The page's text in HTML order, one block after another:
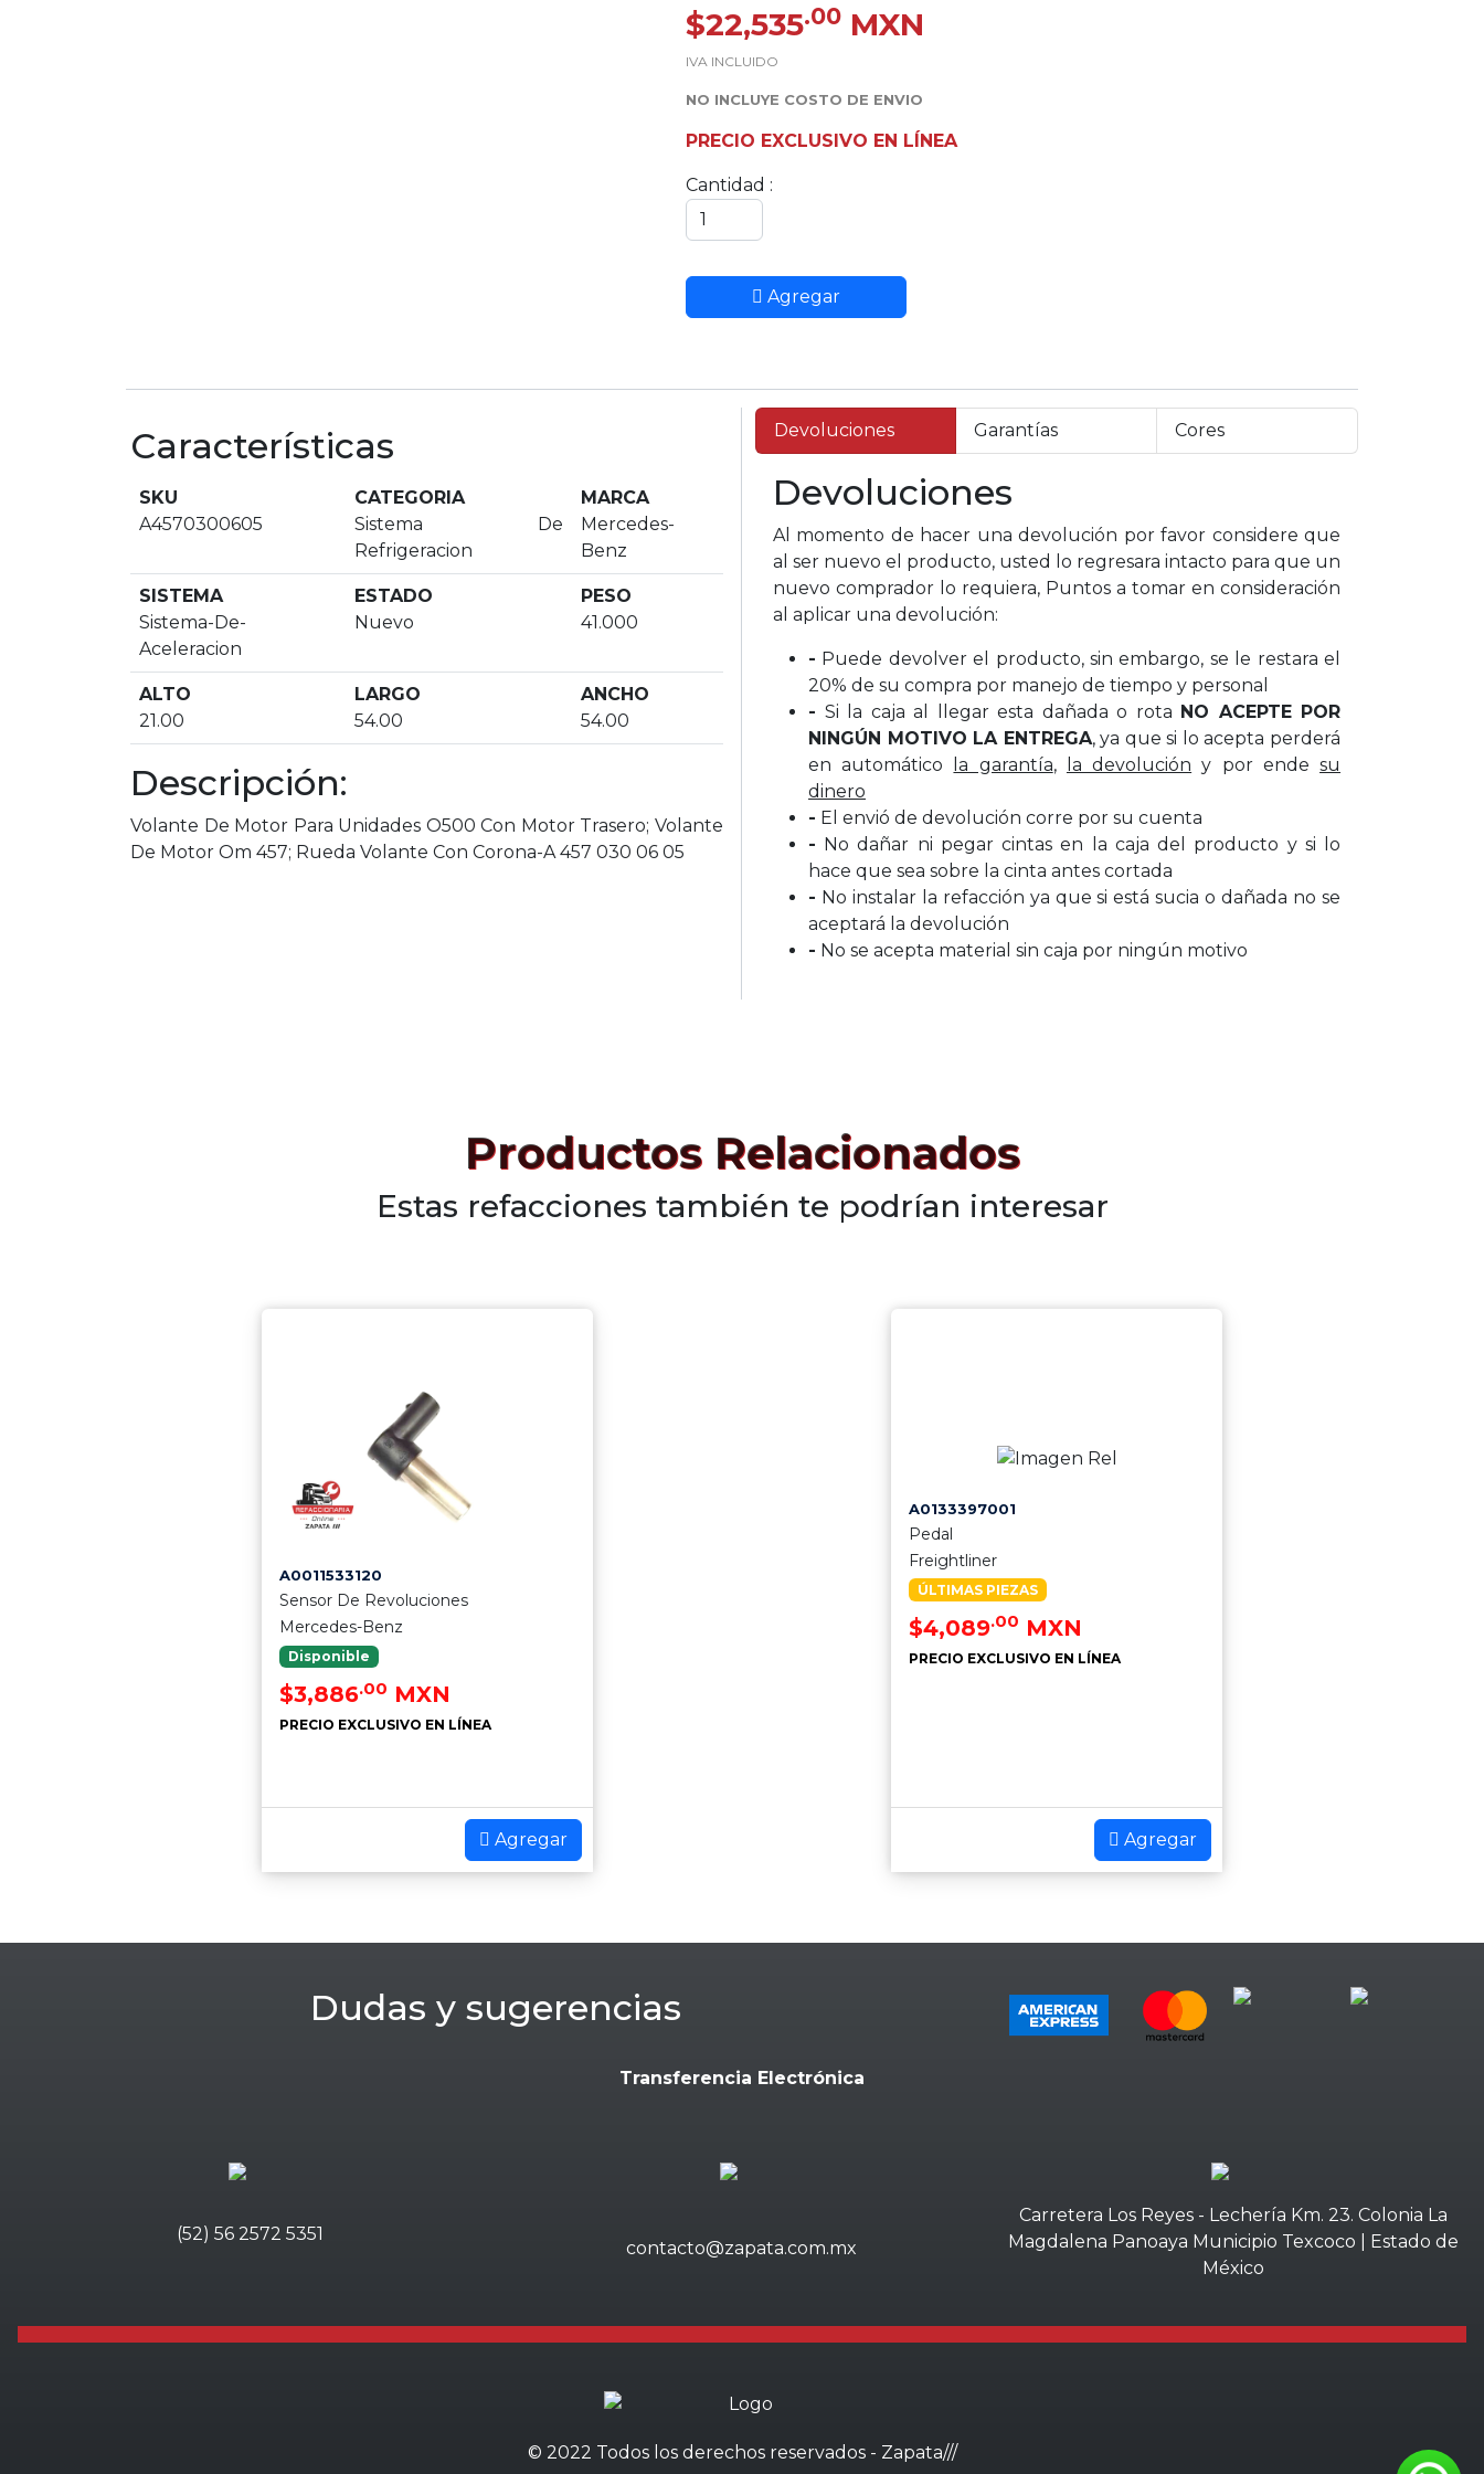
$22,535.00 MXN
IVA INCLUIDO
NO INCLUYE COSTO DE ENVIO
PRECIO EXCLUSIVO EN LÍNEA
Cantidad :
Agregar
Características
SKU
A4570300605
CATEGORIA
Sistema De
Refrigeracion
MARCA
Mercedes-
Benz
SISTEMA
Sistema-De-
Aceleracion
ESTADO
Nuevo
PESO
41.000
ALTO
21.00
LARGO
54.00
ANCHO
54.00
Descripción:
Volante De Motor Para Unidades O500 Con Motor Trasero; Volante
De Motor Om 457; Rueda Volante Con Corona-A 457 030 06 05
Devoluciones Garantías Cores
Devoluciones
Al momento de hacer una devolución por favor considere que
al ser nuevo el producto, usted lo regresara intacto para que un
nuevo comprador lo requiera, Puntos a tomar en consideración
al aplicar una devolución:
- Puede devolver el producto, sin embargo, se le restara el
20% de su compra por manejo de tiempo y personal
- Si la caja al llegar esta dañada o rota NO ACEPTE POR
NINGÚN MOTIVO LA ENTREGA, ya que si lo acepta perderá
en automático
la garantía, la devolución y por endesu
dinero
- El envió de devolución corre por su cuenta
- No dañar ni pegar cintas en la caja del producto y si lo
hace que sea sobre la cinta antes cortada
- No instalar la refacción ya que si está sucia o dañada no se
aceptará la devolución
- No se acepta material sin caja por ningún motivo
Productos Relacionados
Estas refacciones también te podrían interesar
A0011533120
Sensor De Revoluciones
Mercedes-Benz
Disponible
$3,886.00 MXN
PRECIO EXCLUSIVO EN LÍNEA
Agregar
A0133397001
Pedal
Freightliner
ÚLTIMAS PIEZAS
$4,089.00 MXN
PRECIO EXCLUSIVO EN LÍNEA
Agregar
Dudas y sugerencias
Transferencia Electrónica
(52) 56 2572 5351
contacto@zapata.com.mx
Carretera Los Reyes - Lechería Km. 23. Colonia La
Magdalena Panoaya Municipio Texcoco | Estado de
México
© 2022 Todos los derechos reservados - Zapata///